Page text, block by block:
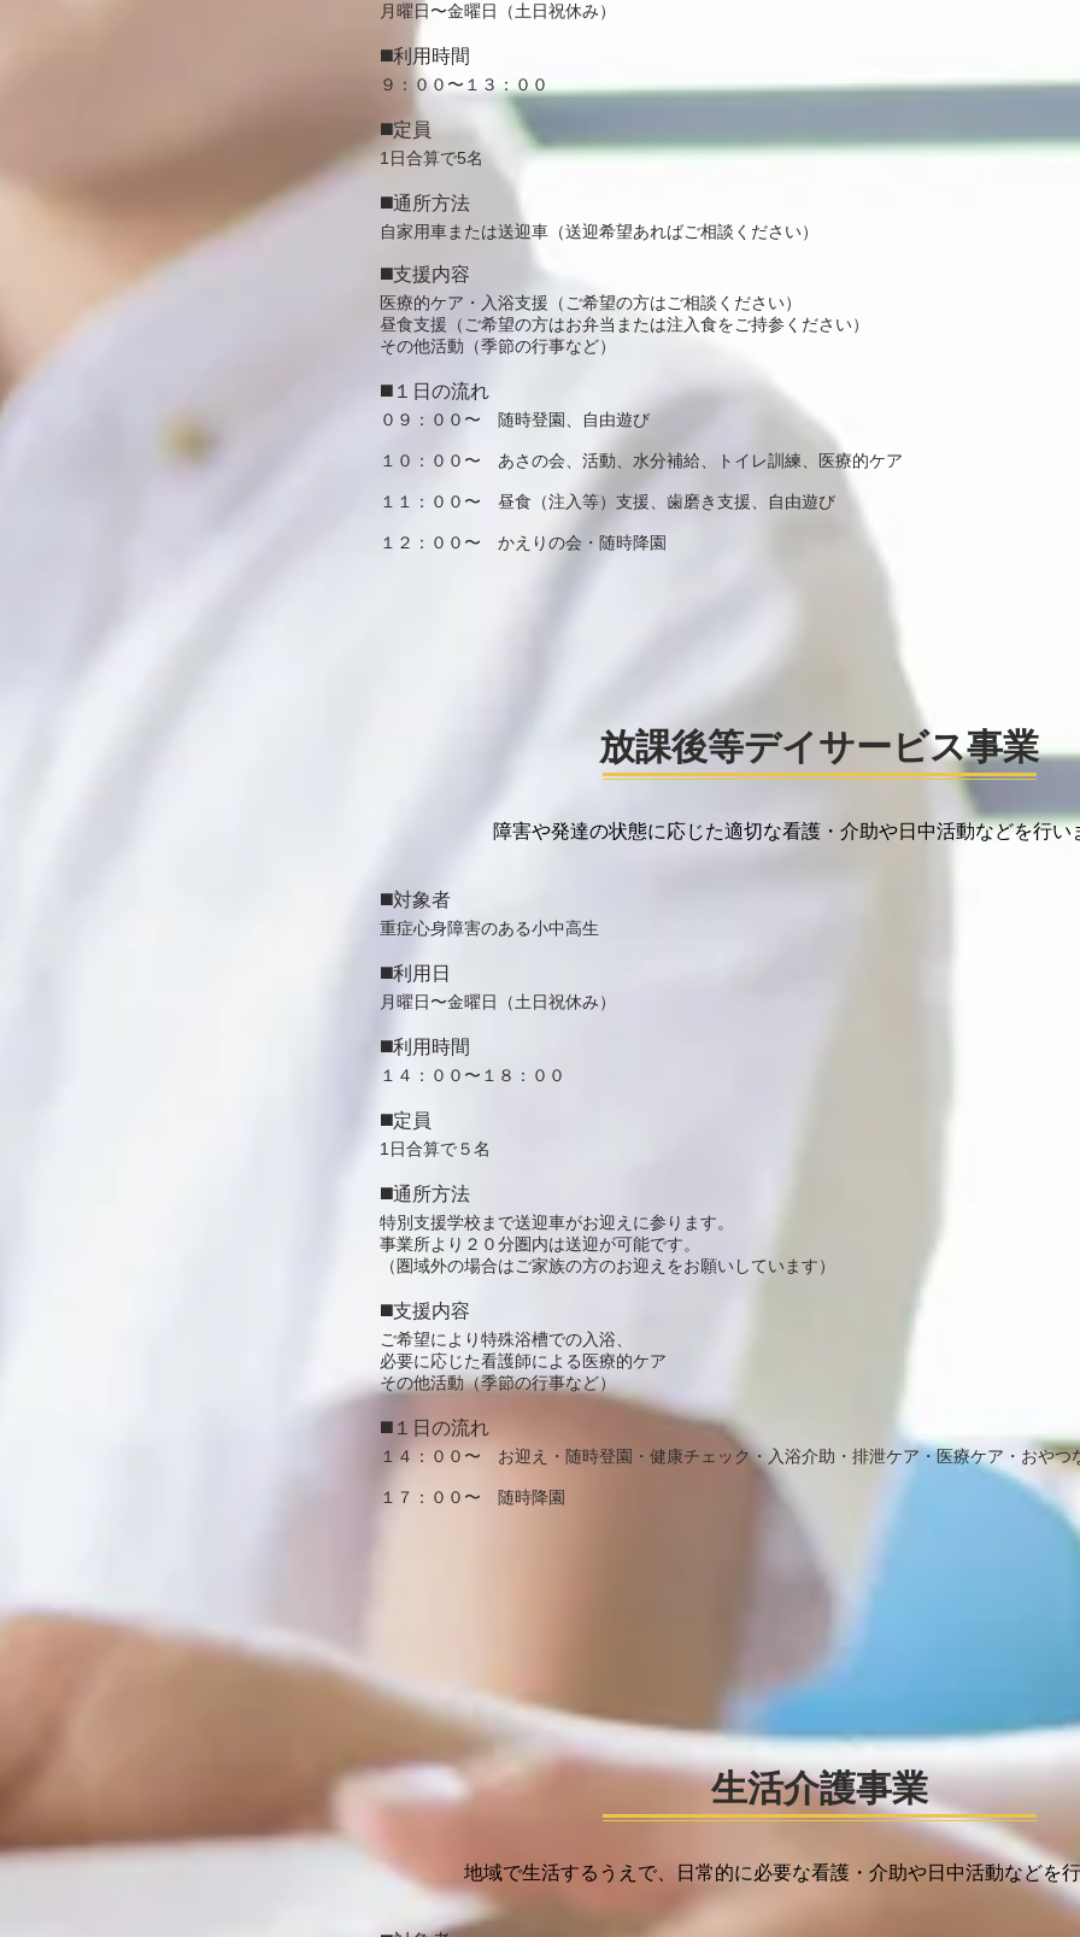
月曜日〜金曜日（土日祝休み）
◼️利用時間
９：００〜１３：００
◼️定員
1日合算で5名
◼️通所方法
自家用車または送迎車 （送迎希望あればご相談ください）
◼️支援内容
医療的ケア・入浴支援（ご希望の方はご相談ください）
​昼食支援（ご希望の方はお弁当または注入食をご持参ください）
​その他活動（季節の行事など）
◼️１日の流れ
０９：００〜 随時登園、自由遊び
１０：００〜 あさの会、活動、水分補給、トイレ訓練、医療的ケア
１１：００〜 昼食（注入等） 支援 、歯磨き支援、自由遊び
​１２：００〜 かえりの会・随時降園
放課後等デイサービス事業
障害や発達の状態に応じた適切な看護・​介助や日中活動などを行い
◼️対象者
重症心身障害のある小中高生
◼️利用日
月曜日〜金曜日（土日祝休み）
◼️利用時間
１４：００〜１８：００
◼️定員
1日合算で５名
◼️通所方法
特別支援学校まで送迎車がお迎えに参ります。
​事業所より２０分圏内は送迎が可能です。
（圏域外の場合はご家族の方のお迎えをお願いしています）
◼️支援内容
ご希望により特殊浴槽での入浴、
必要に応じた看護師による医療的ケア
​その他活動（季節の行事など）
◼️１日の流れ
１４：００〜 お迎え・随時登園・健康チェック・入浴介助・排泄ケア・医療ケア・おやつ
​１７：００〜 随時降園
生活介護事業
地域で生活するうえで、日常的に必要な看護・​介助や日中活動などを